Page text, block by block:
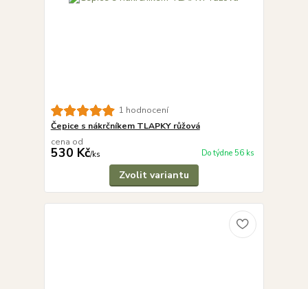
1 hodnocení
Čepice s nákrčníkem TLAPKY růžová
cena od
530 Kč/ks Do týdne 56 ks
Zvolit variantu